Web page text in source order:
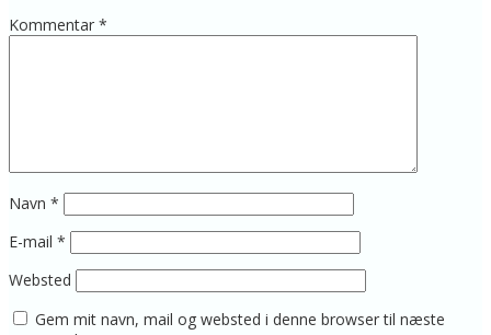
Kommentar *
Navn *
E-mail *
Websted
Gem mit navn, mail og websted i denne browser til næste